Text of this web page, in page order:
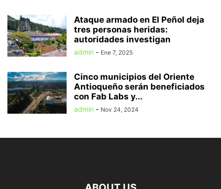
Ataque armado en El Peñol deja
tres personas heridas:
autoridades investigan
admin - Ene 7, 2025
Cinco municipios del Oriente
Antioqueño serán beneficiados
con Fab Labs y...
admin - Nov 24, 2024